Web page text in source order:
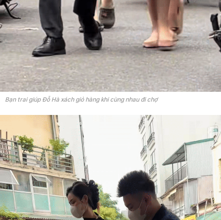
Bạn trai giúp Đỗ Hà xách giỏ hàng khi cùng nhau đi chợ